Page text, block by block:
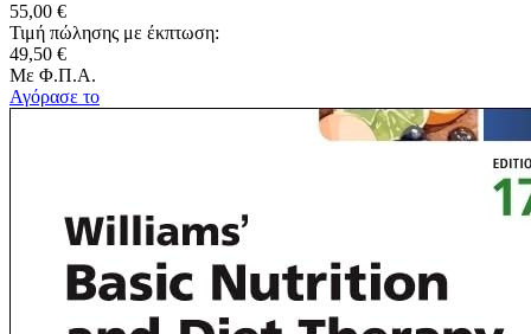
55,00 €
Τιμή πώλησης με έκπτωση:
49,50 €
Με Φ.Π.Α.
Αγόρασε το